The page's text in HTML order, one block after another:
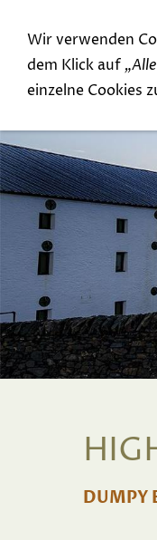
DUMPY
Wir verwenden
dem Klick auf
einzelne Cookies